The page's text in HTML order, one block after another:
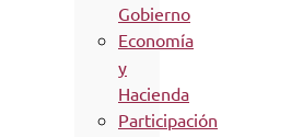
Gobierno
Economía
y
Hacienda
Participación